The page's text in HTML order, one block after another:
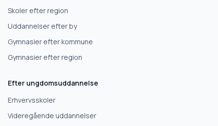
Videregående uddannelse
Skoler efter region
Uddannelser efter by
Gymnasier efter kommune
Gymnasier efter region
Efter ungdomsuddannelse
Erhvervsskoler
Videregående uddannelser